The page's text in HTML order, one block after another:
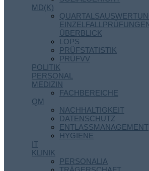
MD(K)
ÜBERBLICK
LOPS
PRÜFSTATISTIK
PRÜFVV
POLITIK
PERSONAL
MEDIZIN
FACHBEREICHE
QM
NACHHALTIGKEIT
DATENSCHUTZ
ENTLASSMANAGEMENT
HYGIENE
IT
KLINIK
PERSONALIA